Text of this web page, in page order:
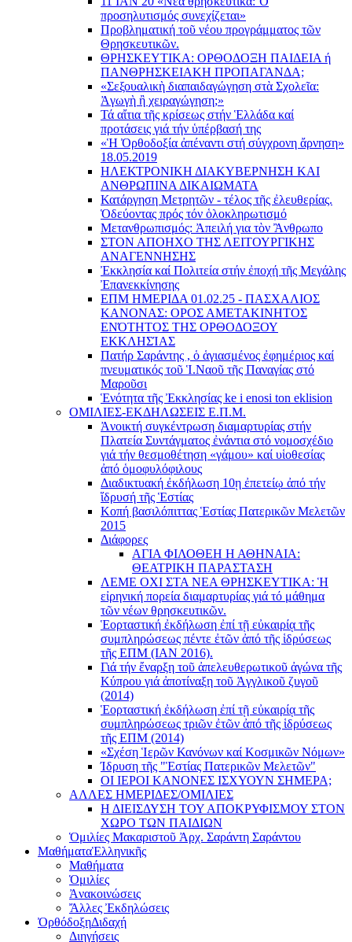
προσηλυτισμός συνεχίζεται»
Προβληματική τοῦ νέου προγράμματος τῶν
Θρησκευτικῶν.
ΘΡΗΣΚΕΥΤΙΚΑ: ΟΡΘΟΔΟΞΗ ΠΑΙΔΕΙΑ ή
ΠΑΝΘΡΗΣΚΕΙΑΚΗ ΠΡΟΠΑΓΑΝΔΑ;
«Σεξουαλικὴ διαπαιδαγώγηση στὰ Σχολεῖα:
Ἀγωγὴ ἢ χειραγώγηση;»
Τά αἴτια τῆς κρίσεως στήν Ἑλλάδα καί
προτάσεις γιά τήν ὑπέρβασή της
«Ἡ Ὀρθοδοξία ἀπέναντι στή σύγχρονη ἄρνηση»
18.05.2019
ΗΛΕΚΤΡΟΝΙΚΗ ΔΙΑΚΥΒΕΡΝΗΣΗ ΚΑΙ
ΑΝΘΡΩΠΙΝΑ ΔΙΚΑΙΩΜΑΤΑ
Κατάργηση Μετρητῶν - τέλος τῆς ἐλευθερίας.
Ὁδεύοντας πρός τόν ὁλοκληρωτισμό
Μετανθρωπισμός: Ἀπειλή για τὸν Ἂνθρωπο
ΣΤΟΝ ΑΠΟΗΧΟ ΤΗΣ ΛΕΙΤΟΥΡΓΙΚΗΣ
ΑΝΑΓΕΝΝΗΣΗΣ
Ἐκκλησία καί Πολιτεία στήν ἐποχή τῆς Μεγάλης
Ἐπανεκκίνησης
ΕΠΜ ΗΜΕΡΙΔΑ 01.02.25 - ΠΑΣΧΑΛΙΟΣ
ΚΑΝΟΝΑΣ: ΟΡΟΣ ΑΜΕΤΑΚΙΝΗΤΟΣ
ΕΝΌΤΗΤΟΣ ΤΗΣ ΟΡΘΟΔΟΞΟΥ
ΕΚΚΛΗΣΊΑΣ
Πατήρ Σαράντης , ὁ ἁγιασμένος ἐφημέριος καί
πνευματικός τοῦ Ἱ.Ναοῦ τῆς Παναγίας στό
Μαροῦσι
Ἑνότητα τῆς Ἐκκλησίας ke i enosi ton eklision
ΟΜΙΛΙΕΣ-ΕΚΔΗΛΩΣΕΙΣ Ε.Π.Μ.
Ἀνοικτή συγκέντρωση διαμαρτυρίας στήν
Πλατεία Συντάγματος ἐνάντια στό νομοσχέδιο
γιά τήν θεσμοθέτηση «γάμου» καί υἱοθεσίας
ἀπό ὁμοφυλόφιλους
Διαδικτυακή ἐκδήλωση 10ῃ ἐπετείῳ ἀπό τήν
ἵδρυσή τῆς Ἑστίας
Κοπή βασιλόπιττας Ἑστίας Πατερικῶν Μελετῶν
2015
Διάφορες
ΑΓΙΑ ΦΙΛΟΘΕΗ Η ΑΘΗΝΑΙΑ:
ΘΕΑΤΡΙΚΗ ΠΑΡΑΣΤΑΣΗ
ΛΕΜΕ ΟΧΙ ΣΤΑ ΝΕΑ ΘΡΗΣΚΕΥΤΙΚΑ: Ἡ
εἰρηνική πορεία διαμαρτυρίας γιά τό μάθημα
τῶν νέων θρησκευτικῶν.
Ἑορταστική ἐκδήλωση ἐπί τῇ εὐκαιρίᾳ τῆς
συμπληρώσεως πέντε ἐτῶν ἀπό τῆς ἱδρύσεως
τῆς ΕΠΜ (ΙΑΝ 2016).
Γιά τήν ἔναρξη τοῦ ἀπελευθερωτικοῦ ἀγώνα τῆς
Κύπρου γιά ἀποτίναξη τοῦ Ἀγγλικοῦ ζυγοῦ
(2014)
Ἑορταστική ἐκδήλωση ἐπί τῇ εὐκαιρίᾳ τῆς
συμπληρώσεως τριῶν ἐτῶν ἀπό τῆς ἱδρύσεως
τῆς ΕΠΜ (2014)
«Σχέση Ἱερῶν Κανόνων καί Κοσμικῶν Νόμων»
Ίδρυση τῆς "Ἑστίας Πατερικῶν Μελετῶν"
ΟΙ ΙΕΡΟΙ ΚΑΝΟΝΕΣ ΙΣΧΥΟΥΝ ΣΗΜΕΡΑ;
ΑΛΛΕΣ ΗΜΕΡΙΔΕΣ/ΟΜΙΛΙΕΣ
Η ΔΙΕΙΣΔΥΣΗ ΤΟΥ ΑΠΟΚΡΥΦΙΣΜΟΥ ΣΤΟΝ
ΧΩΡΟ ΤΩΝ ΠΑΙΔΙΩΝ
Ὁμιλίες Μακαριστοῦ Ἀρχ. Σαράντη Σαράντου
ΜαθήματαἙλληνικῆς
Μαθήματα
Ὁμιλίες
Ἀνακοινώσεις
Ἄλλες Ἐκδηλώσεις
ὈρθόδοξηΔιδαχή
Διηγήσεις